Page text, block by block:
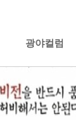
광야컬럼